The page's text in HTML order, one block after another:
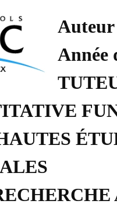
Année